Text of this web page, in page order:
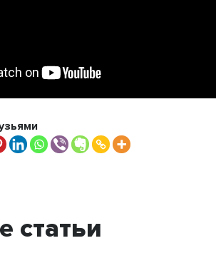
статьи